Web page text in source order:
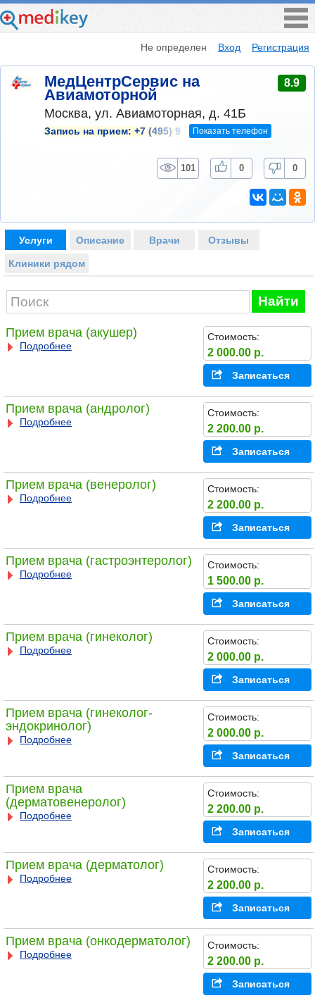
Не определен Вход Регистрация
МедЦентрСервис на
Авиамоторной
8.9
Москва, ул. Авиамоторная, д. 41Б
Запись на прием: +7 (495) 9 Показать телефон
101 0 0
Услуги Описание Врачи Отзывы
Клиники рядом
Найти
Прием врача (акушер)
Подробнее
Стоимость:
2 000.00 р.
Записаться
Прием врача (андролог)
Подробнее
Стоимость:
2 200.00 р.
Записаться
Прием врача (венеролог)
Подробнее
Стоимость:
2 200.00 р.
Записаться
Прием врача (гастроэнтеролог)
Подробнее
Стоимость:
1 500.00 р.
Записаться
Прием врача (гинеколог)
Подробнее
Стоимость:
2 000.00 р.
Записаться
Прием врача (гинеколог-
эндокринолог)
Подробнее
Стоимость:
2 000.00 р.
Записаться
Прием врача
(дерматовенеролог)
Подробнее
Стоимость:
2 200.00 р.
Записаться
Прием врача (дерматолог)
Подробнее
Стоимость:
2 200.00 р.
Записаться
Прием врача (онкодерматолог)
Подробнее
Стоимость:
2 200.00 р.
Записаться